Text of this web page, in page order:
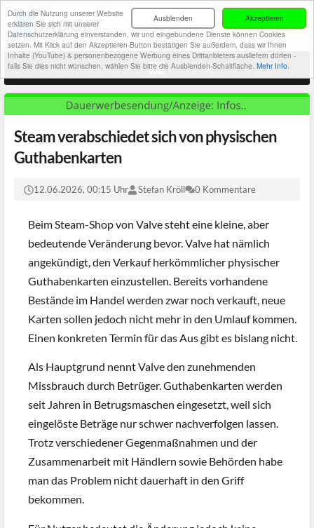
Akzeptieren
Ausblenden
Durch die Nutzung unserer Website
erklären Sie sich mit unserer
Datenschutzerklärung einverstanden, wir und eingebundene Dienste können Cookies
setzen. Mit Klick auf den Akzeptieren-Button bestätigen Sie außerdem, dass wir Ihnen
Inhalte (YouTube) & personenbezogene Werbung eines Drittanbieters ausliefern dürfen -
falls Sie dies nicht wünschen, wählen Sie bitte die Ausblenden-Schaltfläche. Mehr Info.
Steam verabschiedet sich von physischen
Guthabenkarten
12.06.2026, 00:15 Uhr Stefan Kröll 0 Kommentare
Beim Steam-Shop von Valve steht eine kleine, aber
bedeutende Veränderung bevor. Valve hat nämlich
angekündigt, den Verkauf herkömmlicher physischer
Guthabenkarten einzustellen. Bereits vorhandene
Bestände im Handel werden zwar noch verkauft, neue
Karten sollen jedoch nicht mehr in den Umlauf kommen.
Einen konkreten Termin für das Aus gibt es bislang nicht.
Als Hauptgrund nennt Valve den zunehmenden
Missbrauch durch Betrüger. Guthabenkarten werden
seit Jahren in Betrugsmaschen eingesetzt, weil sich
eingelöste Beträge nur schwer nachverfolgen lassen.
Trotz verschiedener Gegenmaßnahmen und der
Zusammenarbeit mit Händlern sowie Behörden habe
man das Problem nicht dauerhaft in den Griff
bekommen.